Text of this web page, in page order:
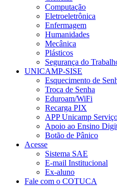
Computação
Eletroeletrônica
Enfermagem
Humanidades
Mecânica
Plásticos
Segurança do
UNICAMP-SISE
Esquecimento de
Troca de Senha
Eduroam/WiFi
Recarga PIX
APP Unicamp
Apoio ao Ensino
Botão de Pânico
Acesse
Sistema SAE
E-mail Institucional
Ex-aluno
Fale com o COTUCA